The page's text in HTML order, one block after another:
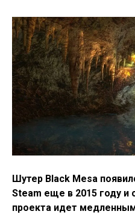
Шутер Black Mesa
Steam еще в 2015 году и
проекта идет